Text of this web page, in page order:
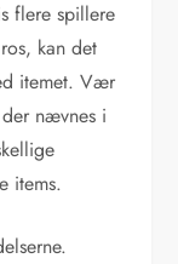
flere spillere
kan det
itemet. Vær
nævnes i
items.